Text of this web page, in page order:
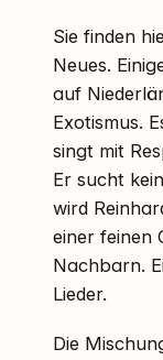
Sie finden
Neues.
auf
Exotismus.
singt mit
Er sucht
wird
einer feinen
Nachbarn.
Lieder.
Die